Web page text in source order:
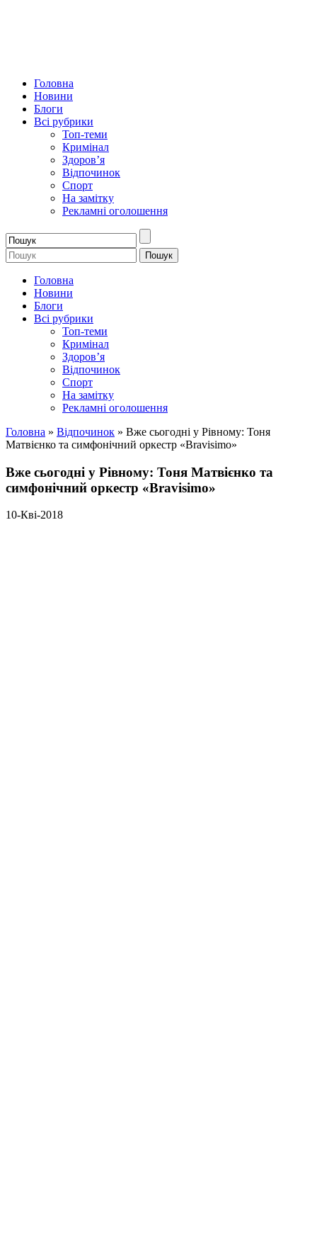
Головна
Новини
Блоги
Всі рубрики
Топ-теми
Кримінал
Здоров’я
Відпочинок
Спорт
На замітку
Рекламні оголошення
Головна
Новини
Блоги
Всі рубрики
Топ-теми
Кримінал
Здоров’я
Відпочинок
Спорт
На замітку
Рекламні оголошення
Головна » Відпочинок » Вже сьогодні у Рівному: Тоня
Матвієнко та симфонічний оркестр «Bravisimo»
Вже сьогодні у Рівному: Тоня Матвієнко та
симфонічний оркестр «Bravisimo»
10-Кві-2018